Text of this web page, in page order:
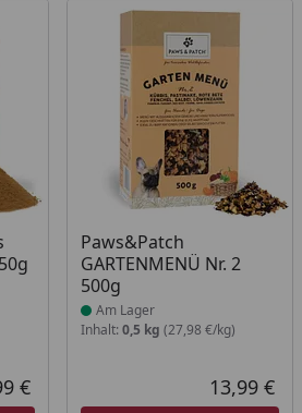
Aktueller Preis
€
Paws&Patch
GARTENMENÜ Nr. 2
500g
Produkt am Lager
Am Lager
Inhalt: 0,5 kg (27,98 €/kg)
13,99 €